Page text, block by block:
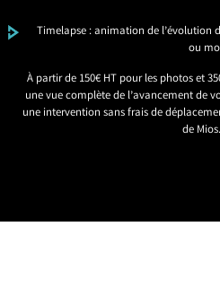
Timelapse : animation de l’évolution
ou
À partir de 150€ HT pour les photos et
une vue complète de l’avancement de
une intervention sans frais de
de Mios.